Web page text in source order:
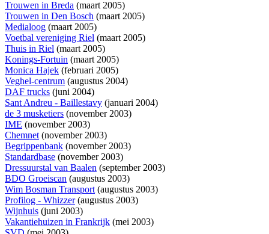
Trouwen in Breda (maart 2005)
Trouwen in Den Bosch (maart 2005)
Medialoog (maart 2005)
Voetbal vereniging Riel (maart 2005)
Thuis in Riel (maart 2005)
Konings-Fortuin (maart 2005)
Monica Hajek (februari 2005)
Veghel-centrum (augustus 2004)
DAF trucks (juni 2004)
Sant Andreu - Baillestavy (januari 2004)
de 3 musketiers (november 2003)
IME (november 2003)
Chemnet(november 2003)
Begrippenbank (november 2003)
Standardbase (november 2003)
Dressuurstal van Baalen (september 2003)
BDO Groeiscan (augustus 2003)
Wim Bosman Transport(augustus 2003)
Profilog - Whizzer(augustus 2003)
Wijnhuis (juni 2003)
Vakantiehuizen in Frankrijk (mei 2003)